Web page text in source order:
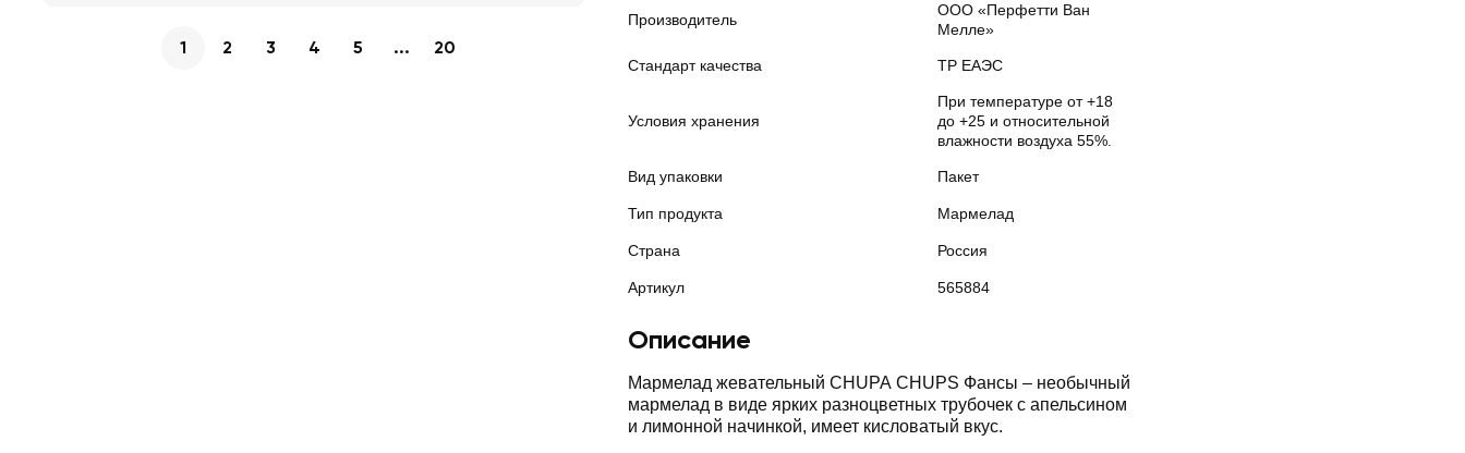
Производитель
ООО «Перфетти Ван
Мелле»
Стандарт качества ТР ЕАЭС
Условия хранения
При температуре от +18
до +25 и относительной
влажности воздуха 55%.
Вид упаковки Пакет
Тип продукта Мармелад
Страна Россия
Артикул 565884
Описание
Мармелад жевательный CHUPA CHUPS Фансы – необычный
мармелад в виде ярких разноцветных трубочек с апельсином
и лимонной начинкой, имеет кисловатый вкус.
1 2 3 4 5 ... 20